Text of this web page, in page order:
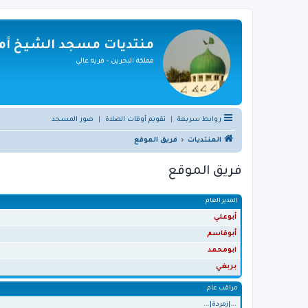
منتديات مسجد الشيخ
مملكة البحرين - قرية عالي
روابط سريعة تقويم أوقات الصلاة صور المسجد
المنتديات فريق الموقع
فريق الموقع
المدير العام
أبوعلي
أبوقاسم
ابومحمد
بربغي
مراقب عام
...|زمردة|...